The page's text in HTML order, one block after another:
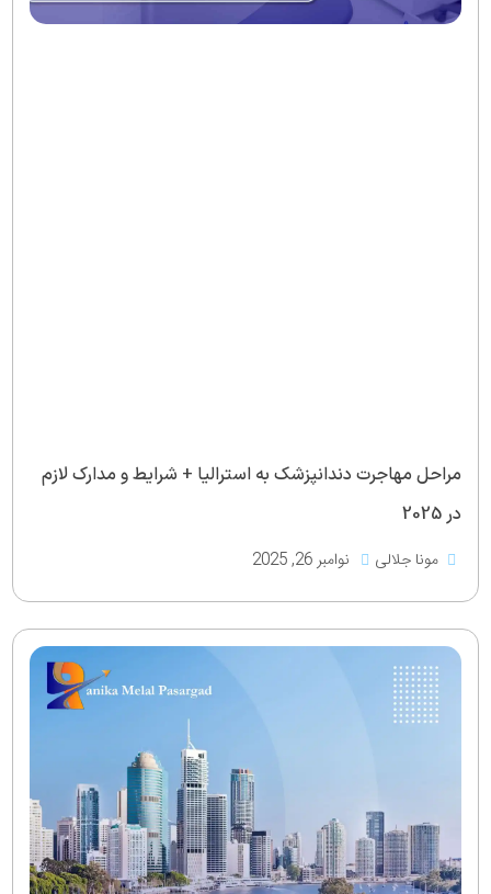
مراحل مهاجرت دندانپزشک به استرالیا + شرایط و مدارک لازم
در 2025
مونا جلالی
نوامبر 26, 2025